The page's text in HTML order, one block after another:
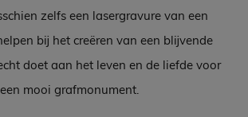
zelfs een lasergravure van een
bij het creëren van een blijvende
doet aan het leven en de liefde voor
mooi grafmonument.